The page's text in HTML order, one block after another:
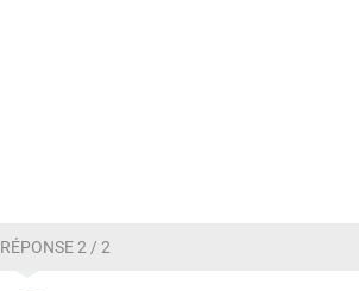
RÉPONSE 2 / 2